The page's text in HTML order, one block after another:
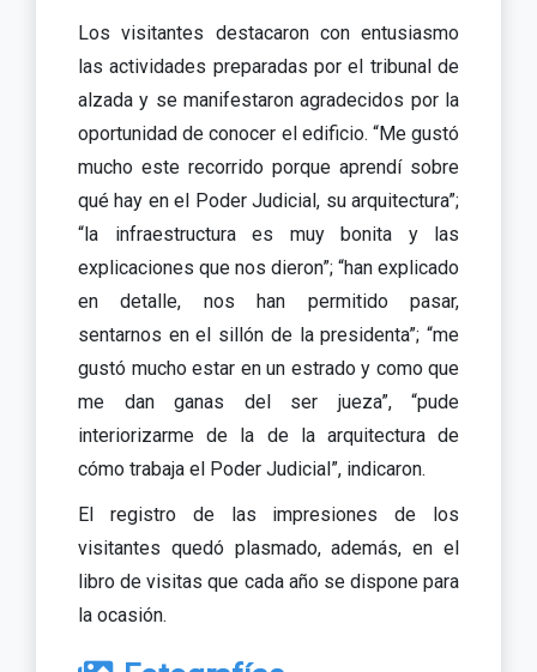
Los visitantes destacaron con entusiasmo
las actividades preparadas por el tribunal de
alzada y se manifestaron agradecidos por la
oportunidad de conocer el edificio. “Me gustó
mucho este recorrido porque aprendí sobre
qué hay en el Poder Judicial, su arquitectura”;
“la infraestructura es muy bonita y las
explicaciones que nos dieron”; “han explicado
en detalle, nos han permitido pasar,
sentarnos en el sillón de la presidenta”; “me
gustó mucho estar en un estrado y como que
me dan ganas del ser jueza”, “pude
interiorizarme de la de la arquitectura de
cómo trabaja el Poder Judicial”, indicaron.
El registro de las impresiones de los
visitantes quedó plasmado, además, en el
libro de visitas que cada año se dispone para
la ocasión.